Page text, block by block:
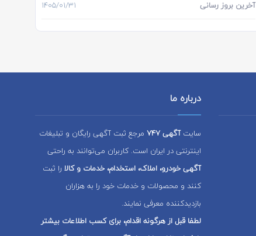
آخرین بروز رسانی 1405/01/31
درباره ما
سایتآگهی 747
مرجع ثبت آگهی رایگان و تبلیغات
اینترنتی در ایران است. کاربران می‌توانند به راحتی
آگهی خودرو، املاک، استخدام، خدمات و کالا را ثبت
کنند و محصولات و خدمات خود را به هزاران
بازدیدکننده معرفی نمایند.
لطفا قبل از هرگونه اقدام، برای کسب اطلاعات بیشتر